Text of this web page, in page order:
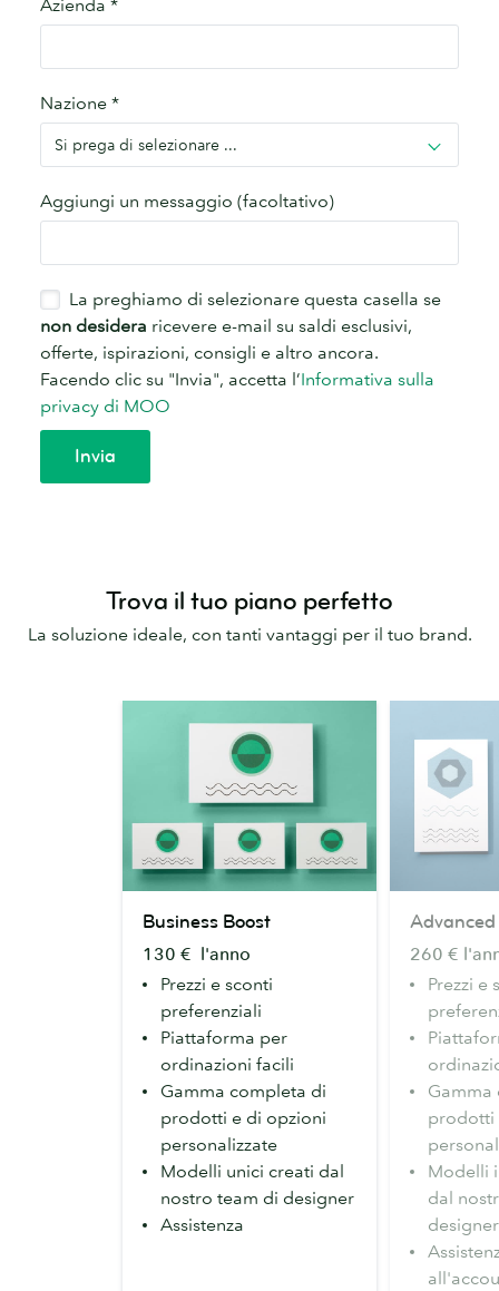
Trova il tuo piano perfetto
La soluzione ideale, con tanti vantaggi per il tuo brand.
Boost
Business Boost
130 € l'anno
Prezzi e sconti
preferenziali
Piattaforma per
ordinazioni facili
Gamma completa di
prodotti e di opzioni
personalizzate
Modelli unici creati dal
nostro team di designer
Assistenza
Advanced
260 €
Prezzi e
prodotti
Modelli
dal
designer